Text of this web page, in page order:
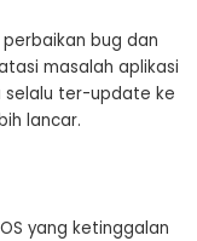
bug dan
masalah aplikasi
selalu ter-update ke
lancar.
yang ketinggalan